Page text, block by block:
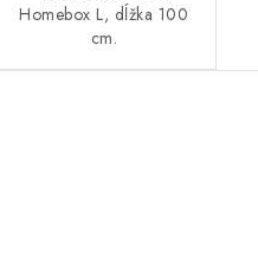
Homebox L, dĺžka 100
cm.